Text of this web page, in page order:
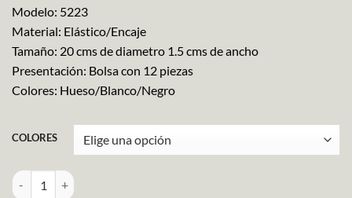
Modelo: 5223
Material: Elástico/Encaje
Tamaño: 20 cms de diametro 1.5 cms de ancho
Presentación: Bolsa con 12 piezas
Colores: Hueso/Blanco/Negro
COLORES
Encaje Elástico Bandas cantidad